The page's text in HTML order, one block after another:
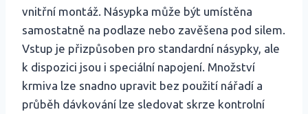
vnitřní montáž. Násypka může být umístěna
samostatně na podlaze nebo zavěšena pod silem.
Vstup je přizpůsoben pro standardní násypky, ale
k dispozici jsou i speciální napojení. Množství
krmiva lze snadno upravit bez použití nářadí a
průběh dávkování lze sledovat skrze kontrolní